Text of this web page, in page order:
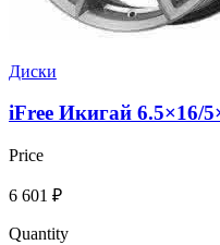
Диски
iFree Икигай 6.5×16/
Price
6 601 ₽
Quantity